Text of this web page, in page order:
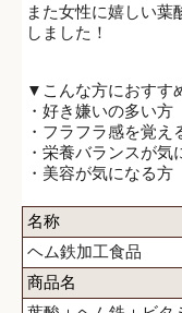
また女性に嬉しい葉
しました！
▼こんな方におすす
・好き嫌いの多い方
・フラフラ感を覚え
・栄養バランスが気
・美容が気になる方
名称
ヘム鉄加工食品
商品名